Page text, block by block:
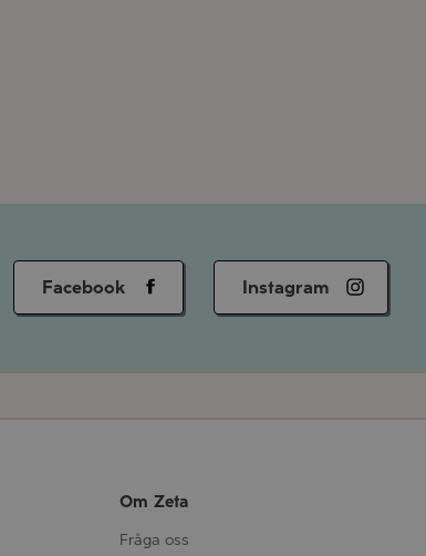
Facebook Instagram
Om Zeta
Fråga oss